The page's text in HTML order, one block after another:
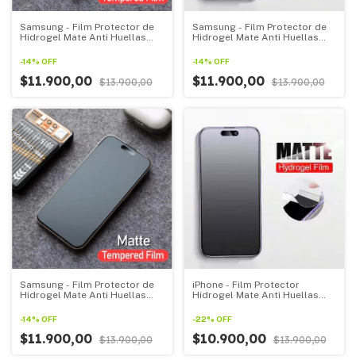
Samsung - Film Protector de
Hidrogel Mate Anti Huellas
M
-14% OFF
$11.900,00 $13.900,00
Samsung - Film Protector de
Hidrogel Mate Anti Huellas
Linea F
-14% OFF
$11.900,00 $13.900,00
Samsung - Film Protector de
Hidrogel Mate Anti Huellas
Linea A
-14% OFF
$11.900,00 $13.900,00
iPhone - Film Protector
Hidrogel Mate Anti Huellas
-22% OFF
$10.900,00 $13.900,00